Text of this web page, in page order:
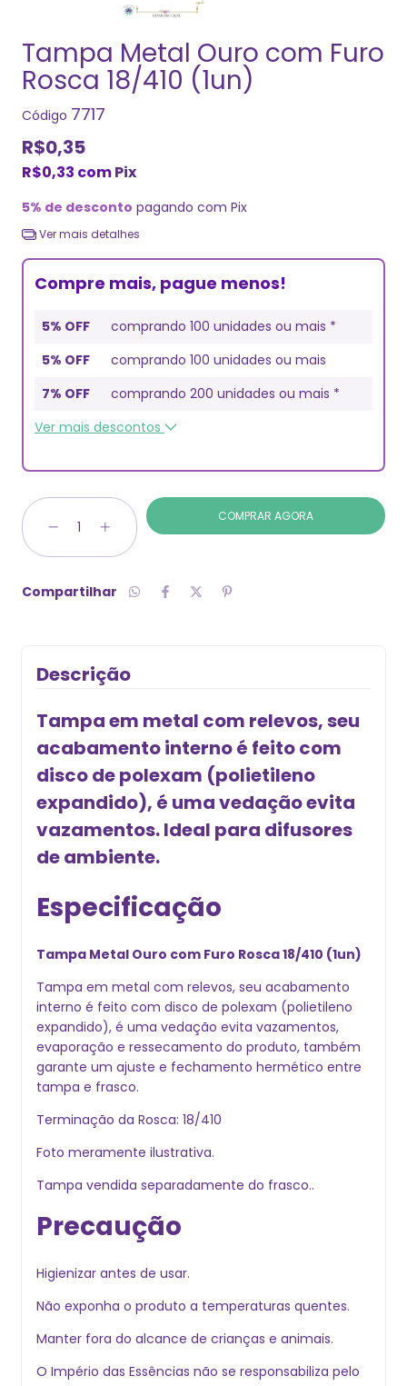
Tampa Metal Ouro com Furo
Rosca 18/410 (1un)
Código 7717
R$0,35
R$0,33 comPix
5% de desconto pagando com Pix
Ver mais detalhes
Compre mais, pague menos!
5% OFF
comprando 100 unidades ou mais *
5% OFF
comprando 100 unidades ou mais
7% OFF
comprando 200 unidades ou mais *
Ver mais descontos
Compartilhar
Descrição
Tampa em metal com relevos, seu
acabamento interno é feito com
disco de polexam (polietileno
expandido), é uma vedação evita
vazamentos. Ideal para difusores
de ambiente.
Especificação
Tampa Metal Ouro com Furo Rosca 18/410 (1un)
Tampa em metal com relevos, seu acabamento
interno é feito com disco de polexam (polietileno
expandido), é uma vedação evita vazamentos,
evaporação e ressecamento do produto, também
garante um ajuste e fechamento hermético entre
tampa e frasco.
Terminação da Rosca: 18/410
Foto meramente ilustrativa.
Tampa vendida separadamente do frasco..
Precaução
Higienizar antes de usar.
Não exponha o produto a temperaturas quentes.
Manter fora do alcance de crianças e animais.
O Império das Essências não se responsabiliza pelo